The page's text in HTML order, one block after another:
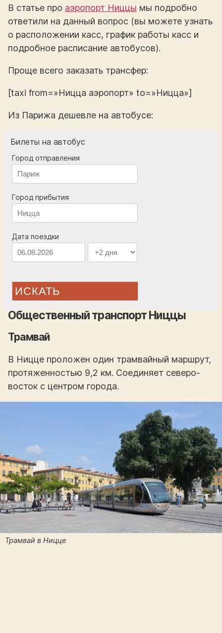
В статье про аэропорт Ниццы мы подробно
ответили на данный вопрос (вы можете узнать
о расположении касс, график работы касс и
подробное расписание автобусов).
Проще всего заказать трансфер:
[taxi from=»Ницца аэропорт» to=»Ницца»]
Из Парижа дешевле на автобусе:
Билеты на автобус
Город отправления
Город прибытия
Дата поездки
ИСКАТЬ
Общественный транспорт Ниццы
Трамвай
В Ницце проложен один трамвайный маршрут,
протяженностью 9,2 км. Соединяет северо-
восток с центром города.
Трамвай в Ницце